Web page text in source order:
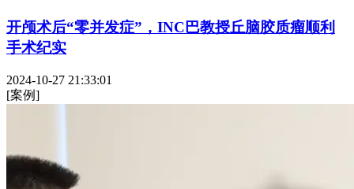
开颅术后“零并发症”，INC巴教授丘脑胶质瘤顺利
手术纪实
2024-10-27 21:33:01
[案例]